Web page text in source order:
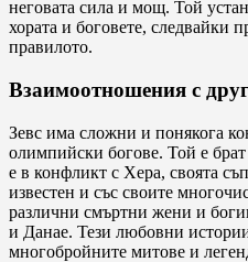
неговата сила и мощ. Той
хората и боговете, следвайки
правилото.
Взаимоотношения с
Зевс има сложни и понякога
олимпийски богове. Той е
е в конфликт с Хера, своята
известен и със своите
различни смъртни жени и
и Данае. Тези любовни
многобройните митове и